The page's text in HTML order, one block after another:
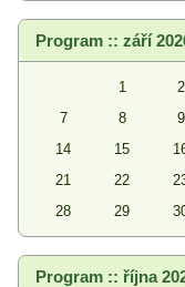
Program :: září
1 2
7
8 9
14
15
21
22
28
29
Program :: října